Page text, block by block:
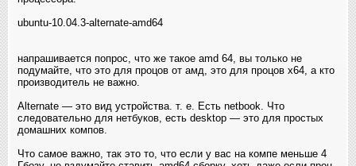
ubuntu-10.04.3-alternate-amd64
напрашивается попрос, что же такое amd 64, вы только не
подумайте, что это для процов от амд, это для процов x64, а кто
производитель не важно.
Alternate — это вид устройства. т. е. Есть netbook. Что
следовательно для нетбуков, есть desktop — это для простых
домашних компов.
Что самое важно, так это то, что если у вас на компе меньше 4